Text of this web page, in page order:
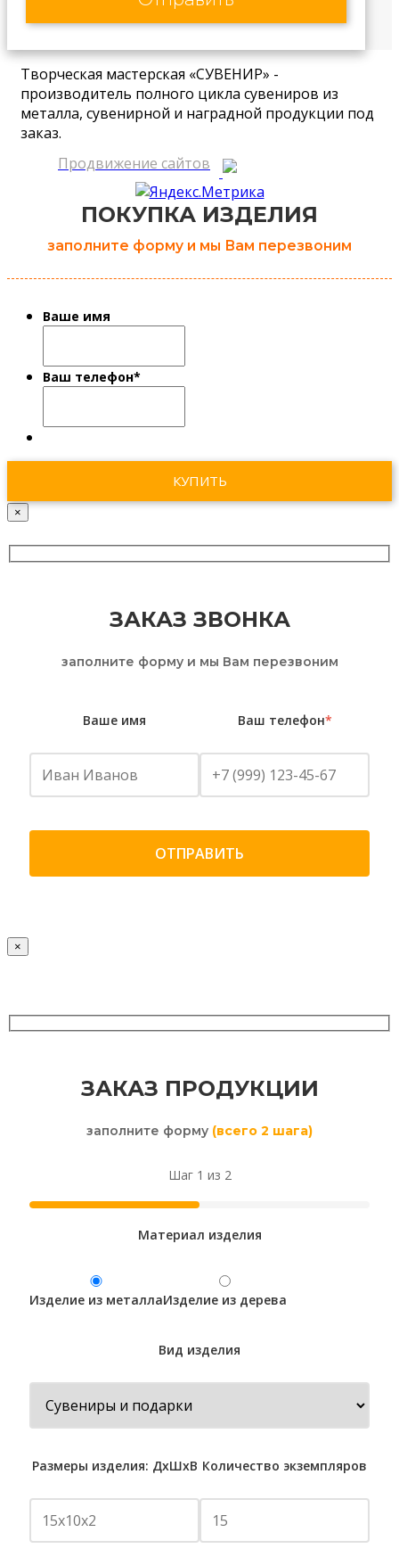
Творческая мастерская «СУВЕНИР» -
производитель полного цикла сувениров из
металла, сувенирной и наградной продукции под
заказ.
Продвижение сайтов
ПОКУПКА ИЗДЕЛИЯ
заполните форму и мы Вам перезвоним
Ваше имя
Ваш телефон*
×
ЗАКАЗ ЗВОНКА
заполните форму и мы Вам перезвоним
Ваше имя Ваш телефон*
×
ЗАКАЗ ПРОДУКЦИИ
заполните форму (всего 2 шага)
Шаг 1 из 2
Материал изделия
Изделие из металлаИзделие из дерева
Вид изделия
Размеры изделия: ДхШхВ Количество экземпляров